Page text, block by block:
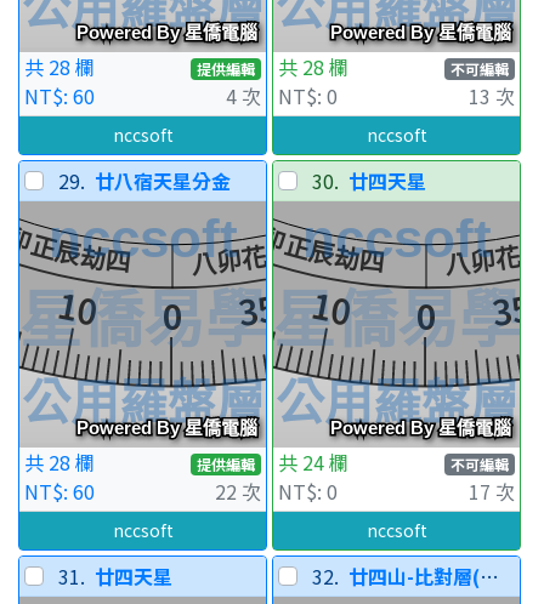
共 28 欄 提供編輯
NT$: 60 4 次
nccsoft
共 28 欄 不可編輯
NT$: 0 13 次
nccsoft
29. 廿八宿天星分金
共 28 欄 提供編輯
NT$: 60 22 次
nccsoft
30. 廿四天星
共 24 欄 不可編輯
NT$: 0 17 次
nccsoft
31. 廿四天星 32. 廿四山-比對層(可調整)